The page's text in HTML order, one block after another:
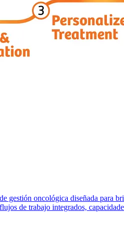
gestión oncológica diseñada para
de trabajo integrados,